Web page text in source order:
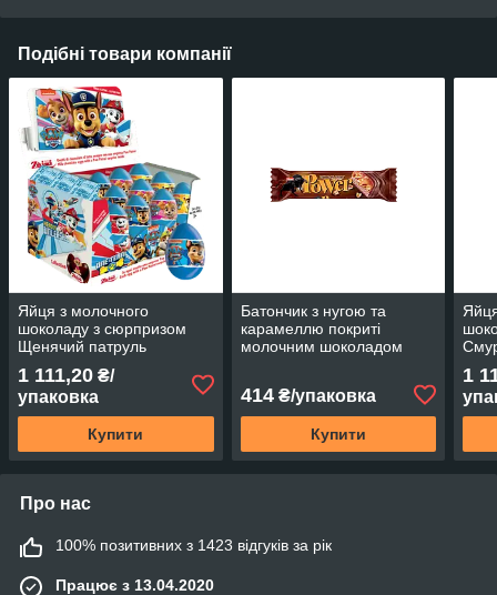
Подібні товари компанії
Яйця з молочного
шоколаду з сюрпризом
Щенячий патруль
1 111,20 ₴/
упаковка
Купити
Батончик з нугою та
карамеллю покриті
молочним шоколадом
414₴/упаковка
Купити
1
Про нас
100% позитивних з 1423 відгуків за рік
Працює з 13.04.2020